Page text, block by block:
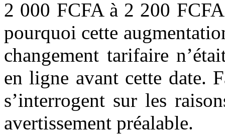
2 000 FCFA à 2 200
pourquoi cette
changement tarifaire
en ligne avant cette date.
s’interrogent sur les
avertissement préalable.